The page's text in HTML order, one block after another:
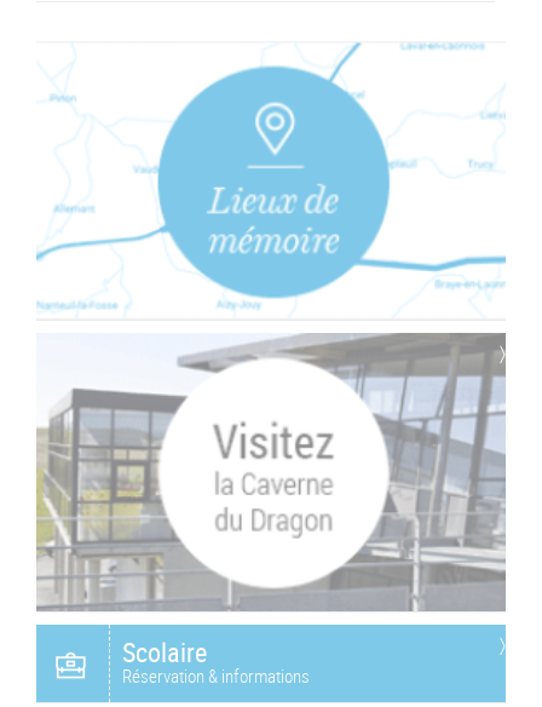
Scolaire
Réservation & informations